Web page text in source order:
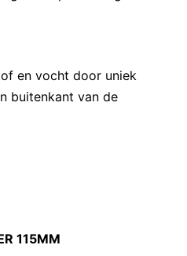
en vocht door uniek
buitenkant van de
115MM